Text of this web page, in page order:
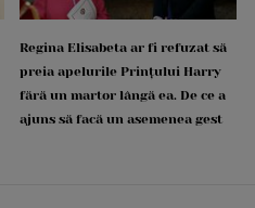
Regina Elisabeta ar fi refuzat să
preia apelurile Prințului Harry
fără un martor lângă ea. De ce a
ajuns să facă un asemenea gest